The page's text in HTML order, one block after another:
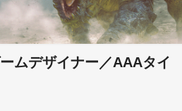
ムデザイナー／AAAタイ